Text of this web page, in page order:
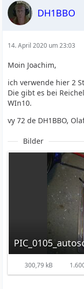
DH1BBO
14. April 2020 um 23:03
Moin Joachim,
ich verwende hier 2
Die gibt es bei
WIn10.
vy 72 de DH1BBO,
Bilder
300,79 kB